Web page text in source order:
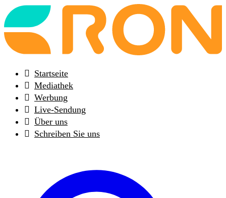
Back
to
frontpage
Startseite
Mediathek
Werbung
Live-Sendung
Über uns
Schreiben Sie uns